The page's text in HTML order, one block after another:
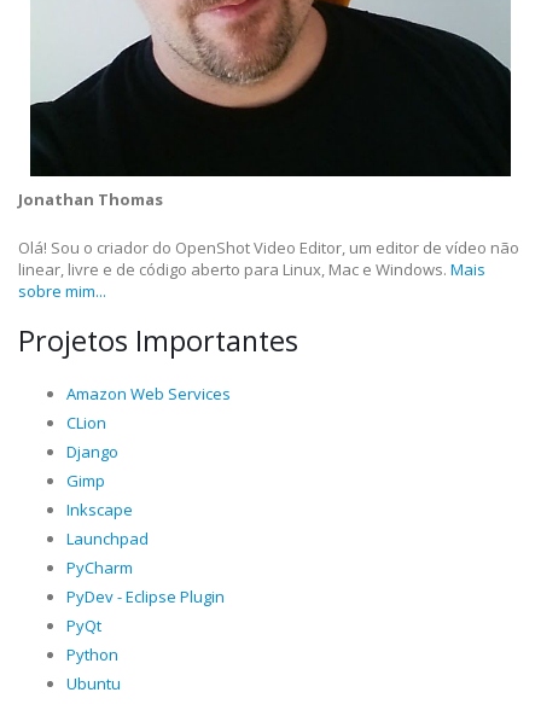
Jonathan Thomas
Olá! Sou o criador do OpenShot Video Editor, um editor de vídeo não
linear, livre e de código aberto para Linux, Mac e Windows. Mais
sobre mim...
Projetos Importantes
Amazon Web Services
CLion
Django
Gimp
Inkscape
Launchpad
PyCharm
PyDev - Eclipse Plugin
PyQt
Python
Ubuntu